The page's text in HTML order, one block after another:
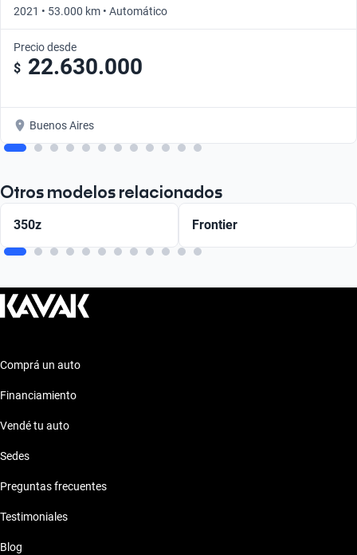
2021 • 53.000 km • Automático
Precio desde
$ 22.630.000
Buenos Aires
Otros modelos relacionados
350z Frontier
Comprá un auto
Financiamiento
Vendé tu auto
Sedes
Preguntas frecuentes
Testimoniales
Blog